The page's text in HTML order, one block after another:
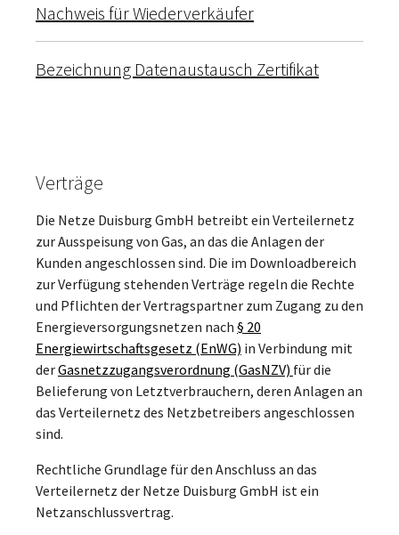
Nachweis für Wiederverkäufer
Bezeichnung Datenaustausch Zertifikat
Verträge
Die Netze Duisburg GmbH betreibt ein Verteilernetz
zur Ausspeisung von Gas, an das die Anlagen der
Kunden angeschlossen sind. Die im Downloadbereich
zur Verfügung stehenden Verträge regeln die Rechte
und Pflichten der Vertragspartner zum Zugang zu den
Energieversorgungsnetzen nach § 20
Energiewirtschaftsgesetz (EnWG) in Verbindung mit
derGasnetzzugangsverordnung (GasNZV) für die
Belieferung von Letztverbrauchern, deren Anlagen an
das Verteilernetz des Netzbetreibers angeschlossen
sind.
Rechtliche Grundlage für den Anschluss an das
Verteilernetz der Netze Duisburg GmbH ist ein
Netzanschlussvertrag.